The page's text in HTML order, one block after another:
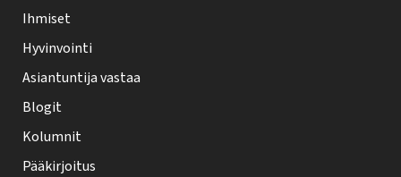
e
h
t
i
f
o
Ihmiset
Hyvinvointi
Asiantuntija vastaa
Blogit
Kolumnit
Pääkirjoitus